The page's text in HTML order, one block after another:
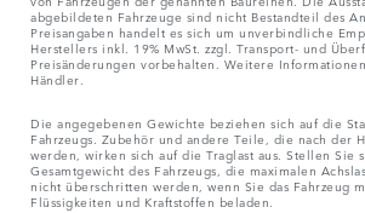
abgebildeten Fahrzeuge sind nicht Bestandteil des
Preisangaben handelt es sich um unverbindliche
Herstellers inkl. 19% MwSt. zzgl. Transport- und
Preisänderungen vorbehalten. Weitere
Händler.
Die angegebenen Gewichte beziehen sich auf die
Fahrzeugs. Zubehör und andere Teile, die nach der
werden, wirken sich auf die Traglast aus. Stellen Sie
Gesamtgewicht des Fahrzeugs, die maximalen
nicht überschritten werden, wenn Sie das Fahrzeug
Flüssigkeiten und Kraftstoffen beladen.